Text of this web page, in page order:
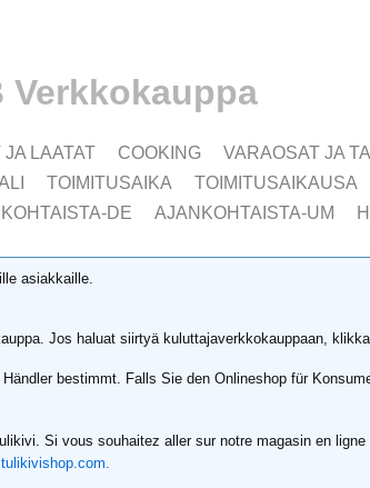
Verkkokauppa
JA LAATAT COOKING VARAOSAT JA
TOIMITUSAIKA TOIMITUSAIKAUSA
DE AJANKOHTAISTA-UM
asiakkaille.
Jos haluat siirtyä kuluttajaverkkokauppaan,
bestimmt. Falls Sie den Onlineshop für
Si vous souhaitez aller sur notre magasin en ligne